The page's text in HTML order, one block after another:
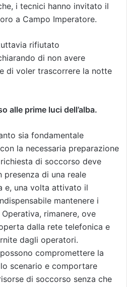
i tecnici hanno invitato il
a Campo Imperatore.
rifiutato
di non avere
di voler trascorrere la notte
alle prime luci dell’alba.
sia fondamentale
la necessaria preparazione
di soccorso deve
di una reale
e, una volta attivato il
mantenere i
rimanere, ove
dalla rete telefonica e
dagli operatori.
compromettere la
scenario e comportare
di soccorso senza che